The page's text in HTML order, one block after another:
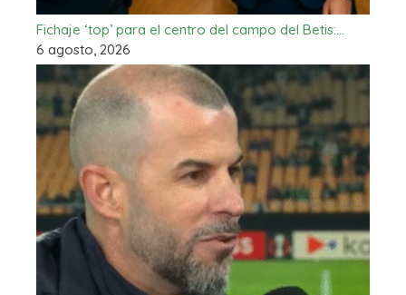
Fichaje ‘top’ para el centro del campo del Betis:…
6 agosto, 2026